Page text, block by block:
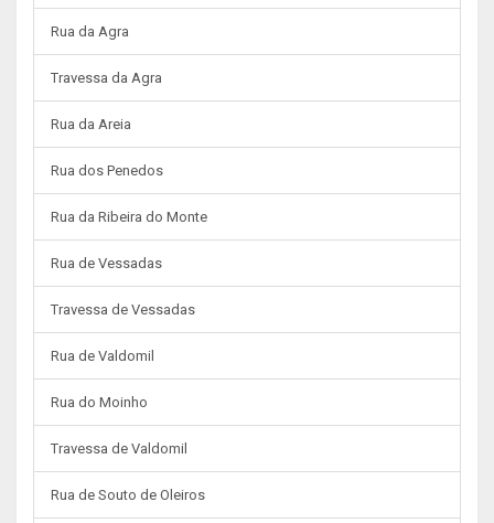
Rua da Agra
Travessa da Agra
Rua da Areia
Rua dos Penedos
Rua da Ribeira do Monte
Rua de Vessadas
Travessa de Vessadas
Rua de Valdomil
Rua do Moinho
Travessa de Valdomil
Rua de Souto de Oleiros